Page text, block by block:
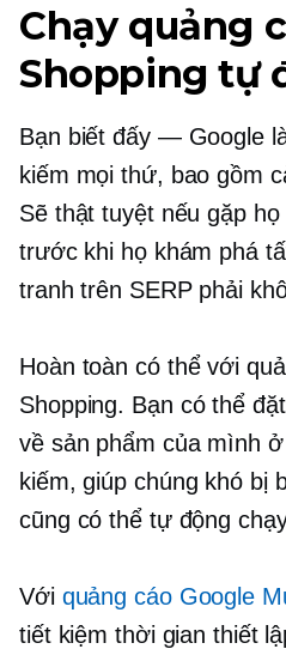
Chạy quảng
Shopping tự
Bạn biết đấy — Google
kiếm mọi thứ, bao gồm
Sẽ thật tuyệt nếu gặp
trước khi họ khám phá
tranh trên SERP phải
Hoàn toàn có thể với
Shopping. Bạn có thể
về sản phẩm của mình
kiếm, giúp chúng khó bị
cũng có thể tự động
Với quảng cáo Google
tiết kiệm thời gian thiết